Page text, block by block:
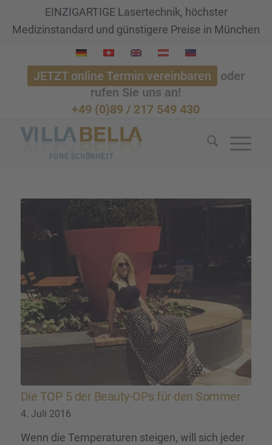
EINZIGARTIGE Lasertechnik, höchster
Medizinstandard und günstigere Preise in München
JETZT online Termin vereinbaren
oder
rufen Sie uns an!
+49 (0)89 / 217 549 430
Die TOP 5 der Beauty-OPs für den Sommer
4. Juli 2016
Wenn die Temperaturen steigen, will sich jeder